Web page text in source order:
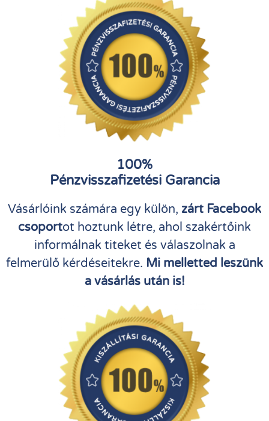
100%
Pénzvisszafizetési Garancia
Vásárlóink számára egy külön, zárt Facebook
csoportot hoztunk létre, ahol szakértőink
informálnak titeket és válaszolnak a
felmerülő kérdéseitekre. Mi melletted leszünk
a vásárlás után is!